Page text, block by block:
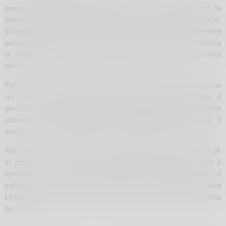
essere affrontato in piena autonomia e in sicurezza, con la
possibilità di integrare il viaggio con il trasporto ferroviario.
Essendo un percorso ad anello, ogni località può diventare
punto di partenza e di arrivo, consentendo a ciascun cicloturista
di costruire la propria esperienza secondo tempi e modalità
personali.
Per chi desidera completare l’intero itinerario è previsto anche
un sistema di 28 checkpoint fotografici distribuiti lungo il
percorso. Documentando il proprio passaggio sarà possibile
ottenere il certificato ufficiale di “finisher”, trasformando il
viaggio in una vera esperienza da collezionare e ricordare.
Più che una sfida sportiva, il Grand Tour della Lombardia by A2A
si presenta come un invito a rallentare, osservare e vivere il
territorio con maggiore consapevolezza, valorizzando il
patrimonio culturale, ambientale e paesaggistico della
Lombardia attraverso la forza semplice e sostenibile della
bicicletta.